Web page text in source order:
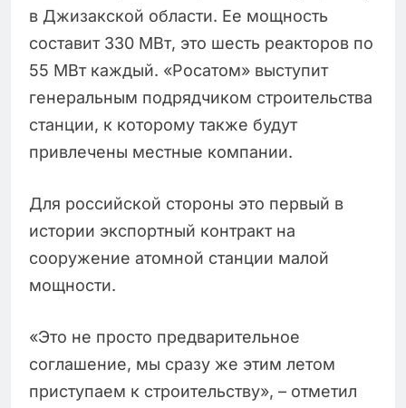
в Джизакской области. Ее мощность
составит 330 МВт, это шесть реакторов по
55 МВт каждый. «Росатом» выступит
генеральным подрядчиком строительства
станции, к которому также будут
привлечены местные компании.
Для российской стороны это первый в
истории экспортный контракт на
сооружение атомной станции малой
мощности.
«Это не просто предварительное
соглашение, мы сразу же этим летом
приступаем к строительству», – отметил